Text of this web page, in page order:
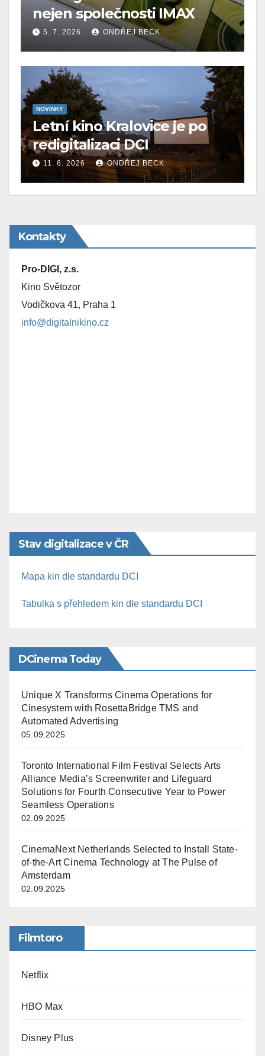
nejen společnosti IMAX
5. 7. 2026 ONDŘEJ BECK
NOVINKY
Letní kino Kralovice je po
redigitalizaci DCI
11. 6. 2026 ONDŘEJ BECK
Kontakty
Pro-DIGI, z.s.
Kino Světozor
Vodičkova 41, Praha 1
info@digitalnikino.cz
Stav digitalizace v ČR
Mapa kin dle standardu DCI
Tabulka s přehledem kin dle standardu DCI
DCinema Today
Unique X Transforms Cinema Operations for
Cinesystem with RosettaBridge TMS and
Automated Advertising
05.09.2025
Toronto International Film Festival Selects Arts
Alliance Media’s Screenwriter and Lifeguard
Solutions for Fourth Consecutive Year to Power
Seamless Operations
02.09.2025
CinemaNext Netherlands Selected to Install State-
of-the-Art Cinema Technology at The Pulse of
Amsterdam
02.09.2025
Filmtoro
Netflix
HBO Max
Disney Plus